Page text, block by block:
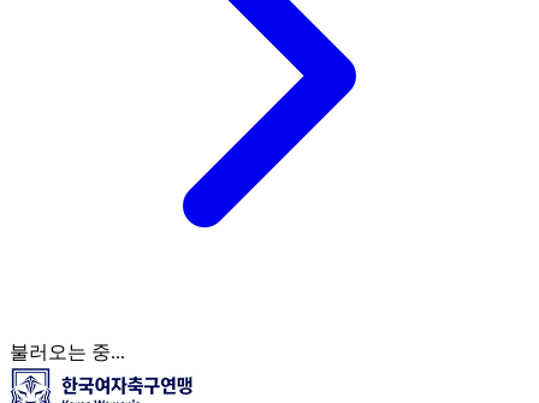
불러오는 중...